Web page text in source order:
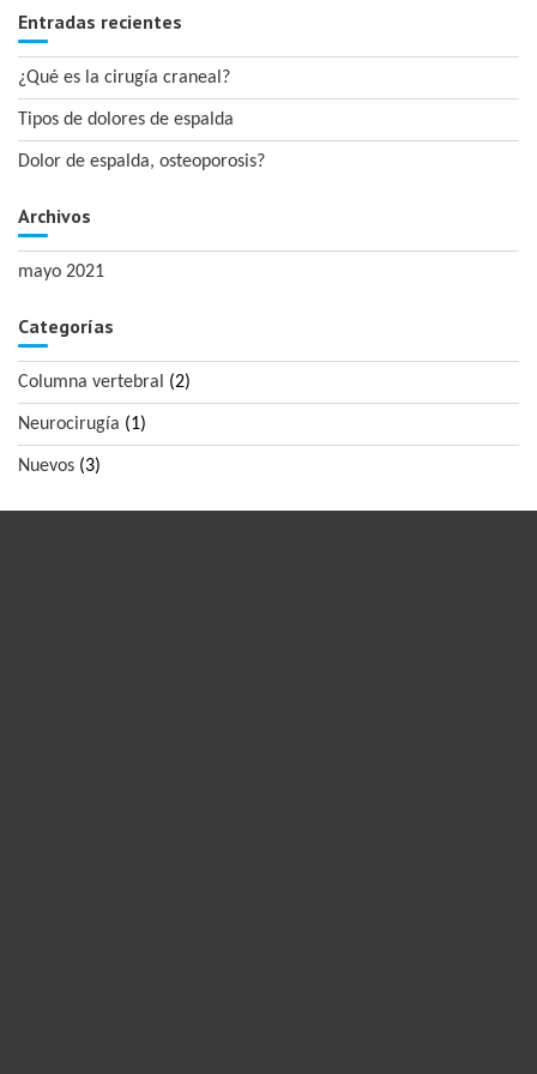
Entradas recientes
¿Qué es la cirugía craneal?
Tipos de dolores de espalda
Dolor de espalda, osteoporosis?
Archivos
mayo 2021
Categorías
Columna vertebral (2)
Neurocirugía (1)
Nuevos (3)